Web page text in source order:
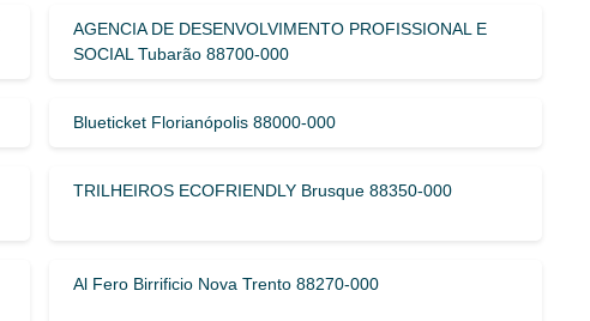
AGENCIA DE DESENVOLVIMENTO PROFISSIONAL E
SOCIAL Tubarão 88700-000
Blueticket Florianópolis 88000-000
TRILHEIROS ECOFRIENDLY Brusque 88350-000
Al Fero Birrificio Nova Trento 88270-000